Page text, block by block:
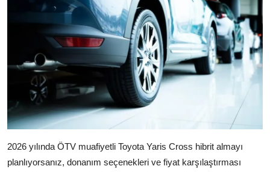
2026 yılında ÖTV muafiyetli Toyota Yaris Cross hibrit almayı
planlıyorsanız, donanım seçenekleri ve fiyat karşılaştırması